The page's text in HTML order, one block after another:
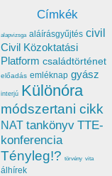
Címkék
alapvizsga aláírásgyűjtés civil
Civil Közoktatási
Platform családtörténet
előadás emléknap gyász
interjú Különóra
módszertani cikk
NAT tankönyv TTE-
konferencia
Tényleg!? törvény vita
álhírek